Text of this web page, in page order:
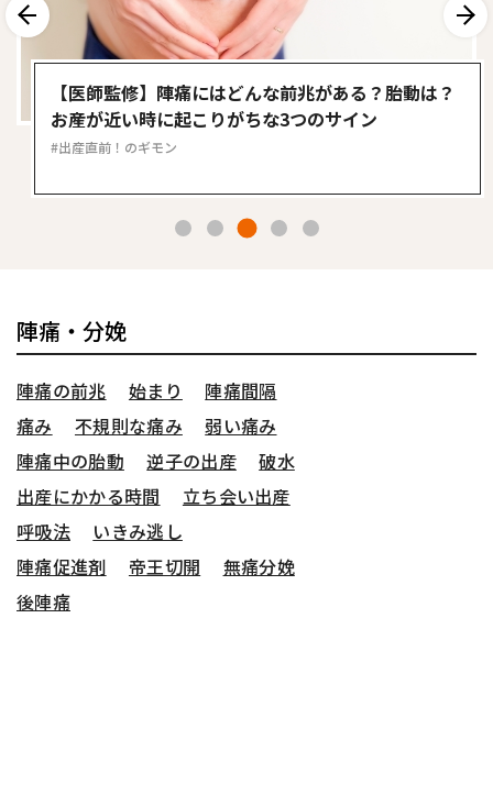
【医師監修】陣痛にはどんな前兆がある？胎動は？
お産が近い時に起こりがちな3つのサイン
出産直前！のギモン
前へ
2 3
陣痛・分娩
陣痛の前兆 始まり
陣痛間隔
痛み
不規則な痛み
弱い痛み
陣痛中の胎動
逆子の出産
破水
出産にかかる時間
立ち会い出産
呼吸法
いきみ逃し
陣痛促進剤
帝王切開
無痛分娩
後陣痛